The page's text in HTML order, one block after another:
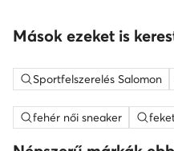
Mások ezeket is
Sportfelszerelés Salomon
fehér női sneaker